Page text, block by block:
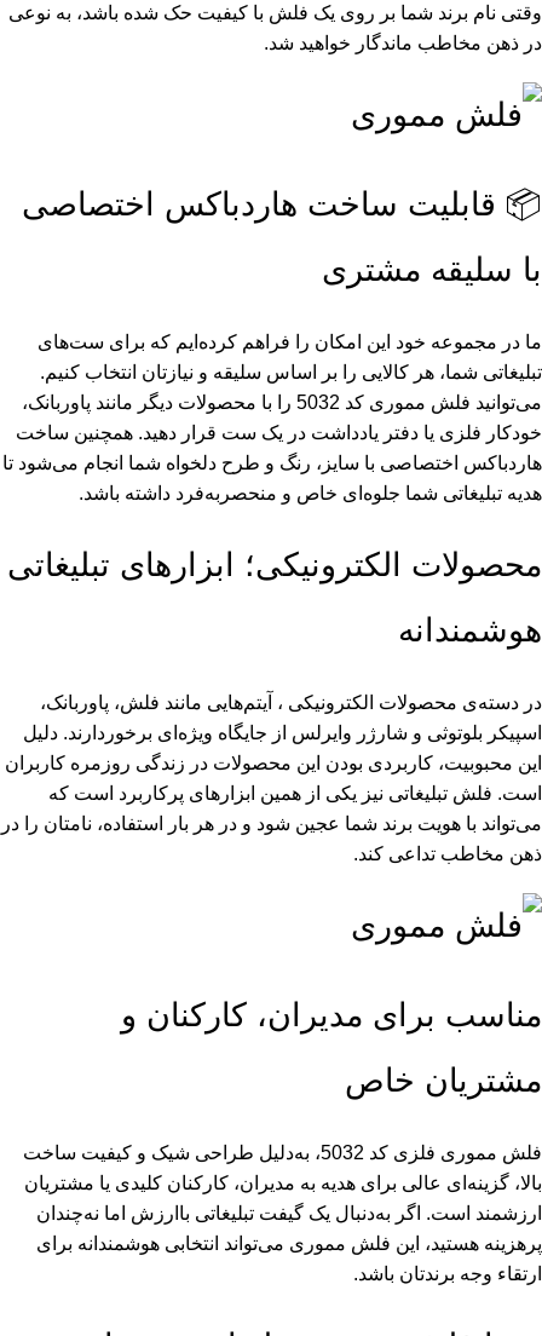
وقتی نام برند شما بر روی یک فلش با کیفیت حک شده باشد، به نوعی
در ذهن مخاطب ماندگار خواهید شد.
📦 قابلیت ساخت هاردباکس اختصاصی
با سلیقه مشتری
ما در مجموعه خود این امکان را فراهم کرده‌ایم که برای ست‌های
تبلیغاتی شما، هر کالایی را بر اساس سلیقه و نیازتان انتخاب کنیم.
می‌توانید فلش مموری کد 5032 را با محصولات دیگر مانند پاوربانک،
خودکار فلزی یا دفتر یادداشت در یک ست قرار دهید. همچنین ساخت
هاردباکس اختصاصی با سایز، رنگ و طرح دلخواه شما انجام می‌شود تا
هدیه تبلیغاتی شما جلوه‌ای خاص و منحصربه‌فرد داشته باشد.
محصولات الکترونیکی؛ ابزارهای تبلیغاتی
هوشمندانه
در دسته‌ی محصولات الکترونیکی ، آیتم‌هایی مانند فلش، پاوربانک،
اسپیکر بلوتوثی و شارژر وایرلس از جایگاه ویژه‌ای برخوردارند. دلیل
این محبوبیت، کاربردی بودن این محصولات در زندگی روزمره کاربران
است. فلش تبلیغاتی نیز یکی از همین ابزارهای پرکاربرد است که
می‌تواند با هویت برند شما عجین شود و در هر بار استفاده، نامتان را در
ذهن مخاطب تداعی کند.
مناسب برای مدیران، کارکنان و
مشتریان خاص
فلش مموری فلزی کد 5032، به‌دلیل طراحی شیک و کیفیت ساخت
بالا، گزینه‌ای عالی برای هدیه به مدیران، کارکنان کلیدی یا مشتریان
ارزشمند است. اگر به‌دنبال یک گیفت تبلیغاتی باارزش اما نه‌چندان
پرهزینه هستید، این فلش مموری می‌تواند انتخابی هوشمندانه برای
ارتقاء وجه برندتان باشد.